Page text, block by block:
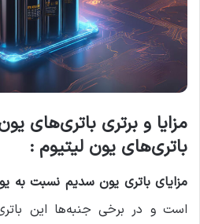
مزایا و برتری باتری‌های
باتری‌های یون لیتیوم :
مزایای باتری یون سدیم نسبت به
است و در برخی جنبه‌ها این